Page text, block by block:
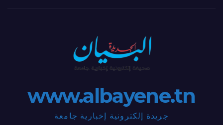
www.albayene.tn
جريدة إلكترونية إخبارية جامعة